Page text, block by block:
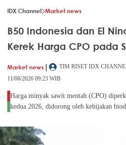
IDX Channel Market news
B50 Indonesia dan El
Kerek Harga CPO pada
Market news |
TIM RISET IDX
11/06/2026 09:23 WIB
Harga minyak sawit mentah (CPO)
kedua 2026, didorong oleh kebijakan